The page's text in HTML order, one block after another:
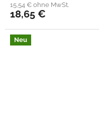
15,54 € ohne MwSt.
18,65 €
Neu